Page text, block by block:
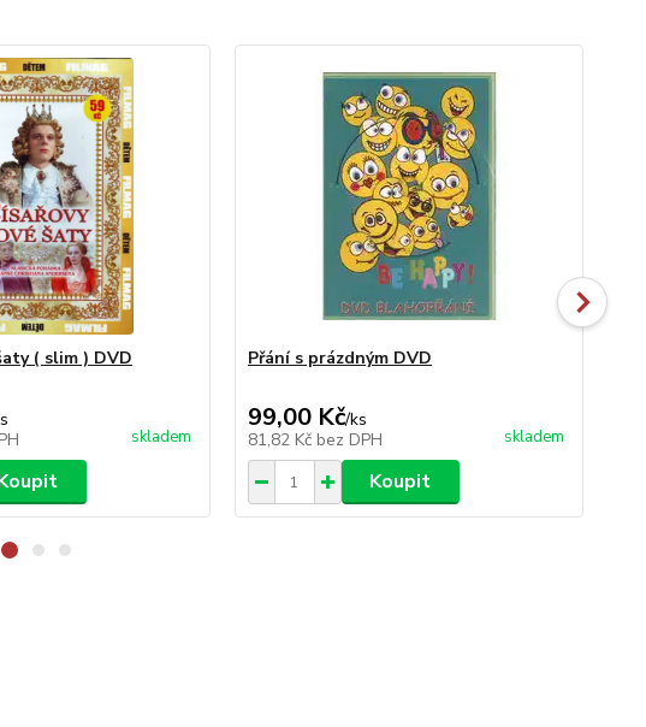
( slim ) DVD
skladem
Přání s prázdným DVD
99,00 Kč/ks
81,82 Kč bez DPH skladem
Koupit